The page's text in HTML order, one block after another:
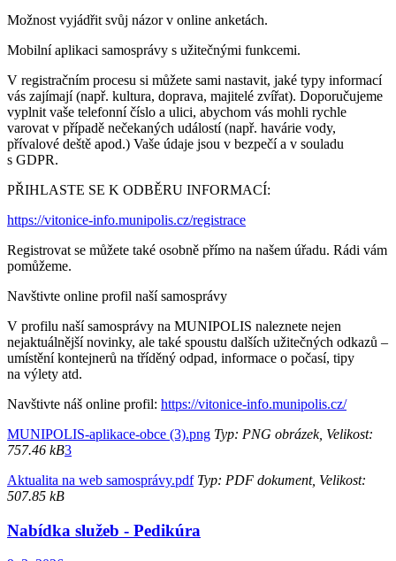
Možnost vyjádřit svůj názor v online anketách.
Mobilní aplikaci samosprávy s užitečnými funkcemi.
V registračním procesu si můžete sami nastavit, jaké typy informací
vás zajímají (např. kultura, doprava, majitelé zvířat). Doporučujeme
vyplnit vaše telefonní číslo a ulici, abychom vás mohli rychle
varovat v případě nečekaných událostí (např. havárie vody,
přívalové deště apod.) Vaše údaje jsou v bezpečí a v souladu
s GDPR.
PŘIHLASTE SE K ODBĚRU INFORMACÍ:
https://vitonice-info.munipolis.cz/registrace
Registrovat se můžete také osobně přímo na našem úřadu. Rádi vám
pomůžeme.
Navštivte online profil naší samosprávy
V profilu naší samosprávy na MUNIPOLIS naleznete nejen
nejaktuálnější novinky, ale také spoustu dalších užitečných odkazů –
umístění kontejnerů na tříděný odpad, informace o počasí, tipy
na výlety atd.
Navštivte náš online profil: https://vitonice-info.munipolis.cz/
MUNIPOLIS-aplikace-obce (3).png Typ: PNG obrázek, Velikost:
757.46 kB3
Aktualita na web samosprávy.pdfTyp: PDF dokument, Velikost:
507.85 kB
Nabídka služeb - Pedikúra